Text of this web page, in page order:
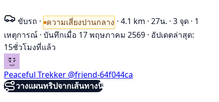
ขับรถ · ความเสี่ยงปานกลาง · 4.1 km · 27น. · 3 จุด · 1
เหตุการณ์ · บันทึกเมื่อ 17 พฤษภาคม 2569 · อัปเดตล่าสุด:
15ชั่วโมงที่แล้ว
Peaceful Trekker @friend-64f044ca
วางแผนทริปจากเส้นทางนี้